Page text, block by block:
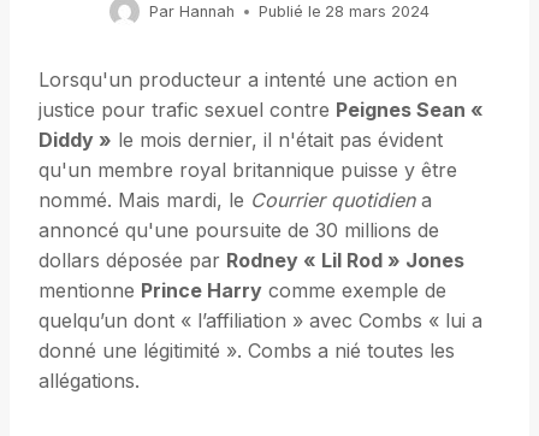
Par Hannah Publié le 28 mars 2024
Lorsqu'un producteur a intenté une action en
justice pour trafic sexuel contre Peignes Sean «
Diddy » le mois dernier, il n'était pas évident
qu'un membre royal britannique puisse y être
nommé. Mais mardi, le Courrier quotidiena
annoncé qu'une poursuite de 30 millions de
dollars déposée par Rodney « Lil Rod » Jones
mentionne Prince Harry comme exemple de
quelqu’un dont « l’affiliation » avec Combs « lui a
donné une légitimité ». Combs a nié toutes les
allégations.